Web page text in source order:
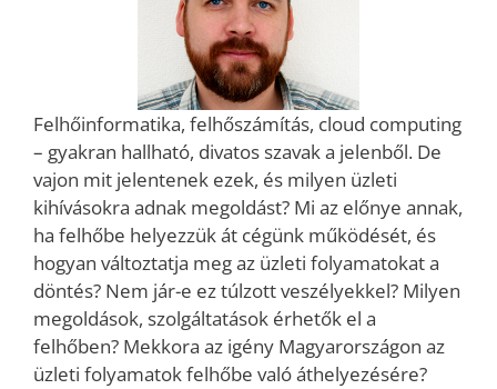
Felhőinformatika, felhőszámítás, cloud computing
– gyakran hallható, divatos szavak a jelenből. De
vajon mit jelentenek ezek, és milyen üzleti
kihívásokra adnak megoldást? Mi az előnye annak,
ha felhőbe helyezzük át cégünk működését, és
hogyan változtatja meg az üzleti folyamatokat a
döntés? Nem jár-e ez túlzott veszélyekkel? Milyen
megoldások, szolgáltatások érhetők el a
felhőben? Mekkora az igény Magyarországon az
üzleti folyamatok felhőbe való áthelyezésére?